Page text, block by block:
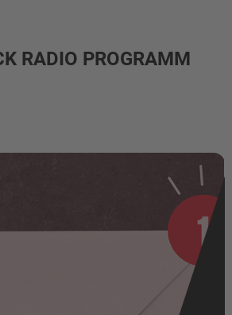
RADIO PROGRAMM